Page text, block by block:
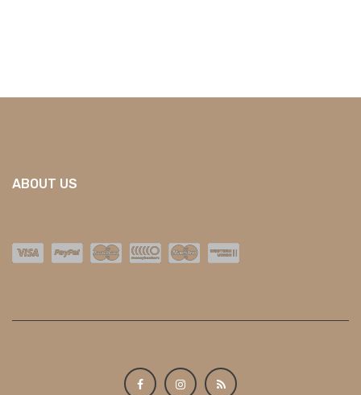
ABOUT US